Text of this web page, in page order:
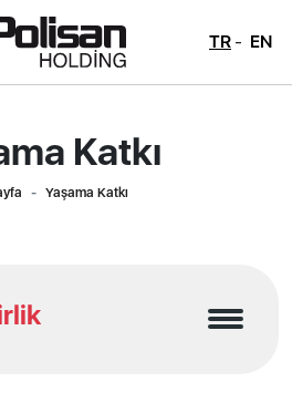
TR EN
Katkı
Yaşama Katkı